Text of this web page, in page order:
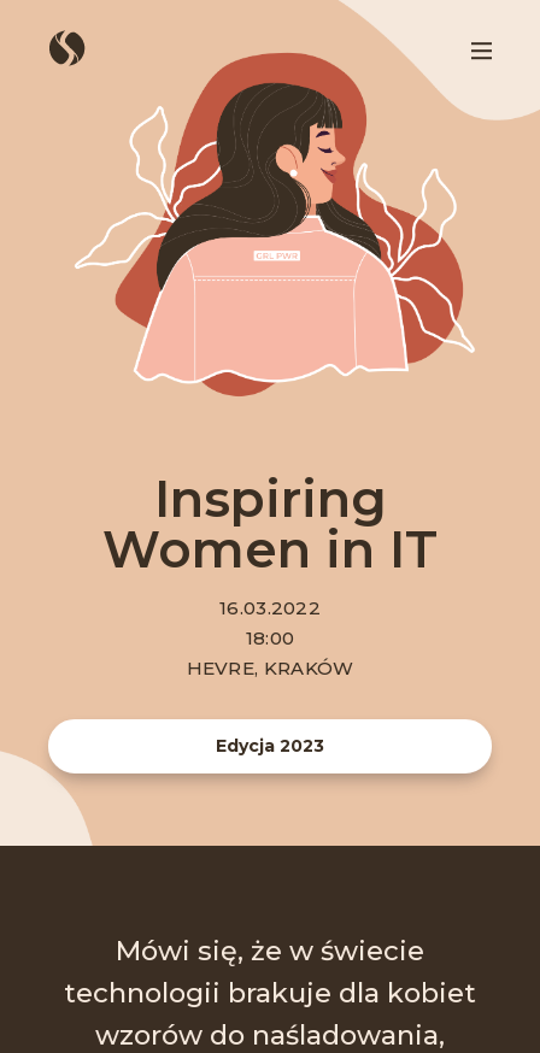
Inspiring
Women in IT
16.03.2022
18:00
HEVRE, KRAKÓW
Edycja 2023
Mówi się, że w świecie
technologii brakuje dla kobiet
wzorów do naśladowania,